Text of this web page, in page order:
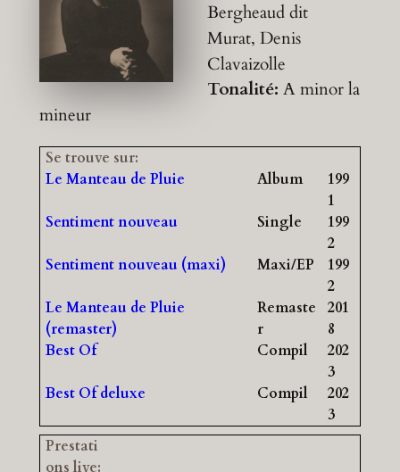
Bergheaud dit
Murat, Denis
Clavaizolle
Tonalité:A minor la
mineur
Se trouve sur:
Le Manteau de Pluie
Album
199
1
Sentiment nouveau
Single
199
2
Sentiment nouveau (maxi)
Maxi/EP
199
2
Le Manteau de Pluie
(remaster)
Remaste
r
201
8
Best Of
Compil
202
3
Best Of deluxe
Compil
202
3
Prestati
ons live: